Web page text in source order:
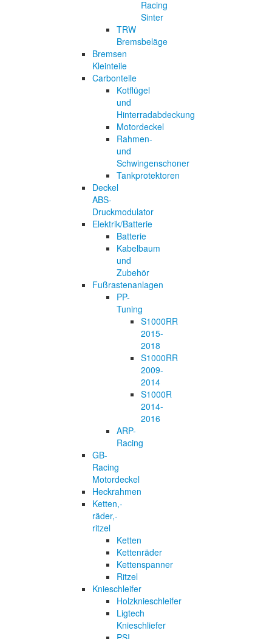
Racing
Sinter
TRW
Bremsbeläge
Bremsen
Kleinteile
Carbonteile
Kotflügel
und
Hinterradabdeckung
Motordeckel
Rahmen-
und
Schwingenschoner
Tankprotektoren
Deckel
ABS-
Druckmodulator
Elektrik/Batterie
Batterie
Kabelbaum
und
Zubehör
Fußrastenanlagen
PP-
Tuning
S1000RR
2015-
2018
S1000RR
2009-
2014
S1000R
2014-
2016
ARP-
Racing
GB-
Racing
Motordeckel
Heckrahmen
Ketten,-
räder,-
ritzel
Ketten
Kettenräder
Kettenspanner
Ritzel
Knieschleifer
Holzknieschleifer
Ligtech
Knieschliefer